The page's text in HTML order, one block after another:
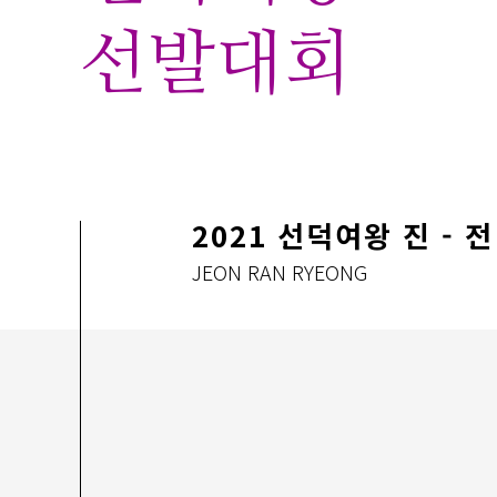
선발대회
2021 선덕여왕 진 -
JEON RAN RYEONG